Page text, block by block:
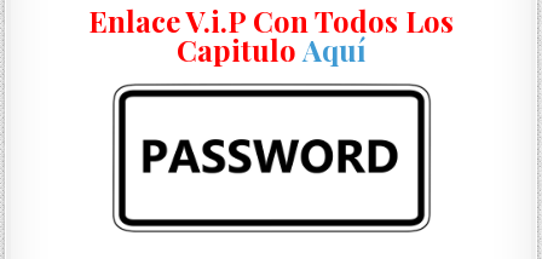
Enlace V.i.P Con Todos Los
CapituloAquí